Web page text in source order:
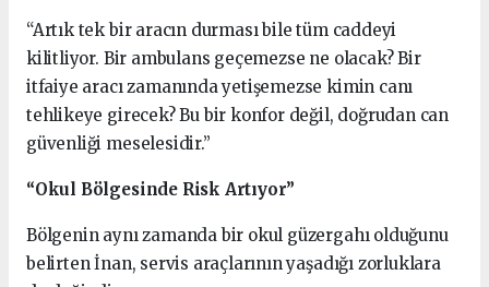
“Artık tek bir aracın durması bile tüm caddeyi
kilitliyor. Bir ambulans geçemezse ne olacak? Bir
itfaiye aracı zamanında yetişemezse kimin canı
tehlikeye girecek? Bu bir konfor değil, doğrudan can
güvenliği meselesidir.”
“Okul Bölgesinde Risk Artıyor”
Bölgenin aynı zamanda bir okul güzergahı olduğunu
belirten İnan, servis araçlarının yaşadığı zorluklara